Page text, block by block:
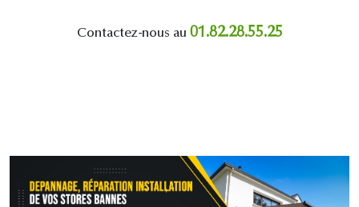
Contactez-nous au 01.82.28.55.25